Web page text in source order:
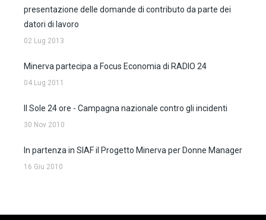
presentazione delle domande di contributo da parte dei
datori di lavoro
02 Lug 2013
Minerva partecipa a Focus Economia di RADIO 24
04 Lug 2011
Il Sole 24 ore - Campagna nazionale contro gli incidenti
30 Nov 2010
In partenza in SIAF il Progetto Minerva per Donne Manager
16 Giu 2010